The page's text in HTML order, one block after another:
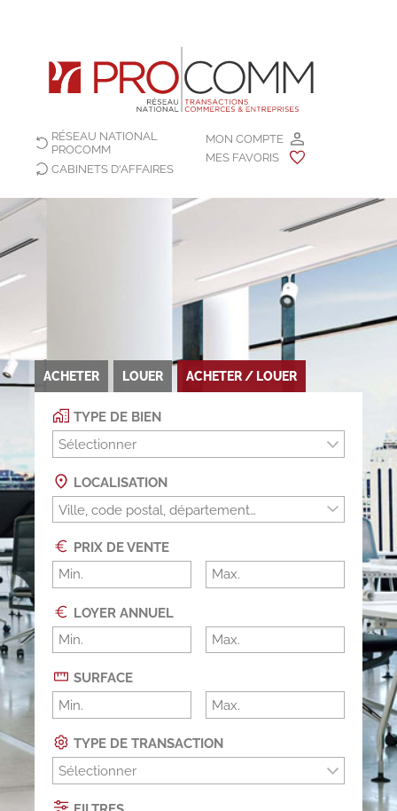
MON COMPTE
MES FAVORIS
RÉSEAU NATIONAL
PROCOMM
CABINETS D'AFFAIRES
ACHETER LOUER ACHETER / LOUER
TYPE DE BIEN
Sélectionner
LOCALISATION
PRIX DE VENTE
LOYER ANNUEL
SURFACE
TYPE DE TRANSACTION
Sélectionner